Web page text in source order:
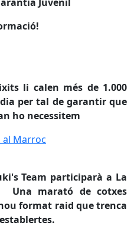
li calen més de 1.000
per tal de garantir que
ho necessitem
al Marroc
al Marroc
Team participarà a La
Una marató de cotxes
format raid que trenca